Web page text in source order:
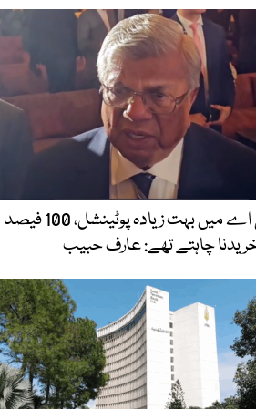
پی آئی اے میں بہت زیادہ پوٹینشل، 100 فیصد
چاہتے تھے: عارف حبیب